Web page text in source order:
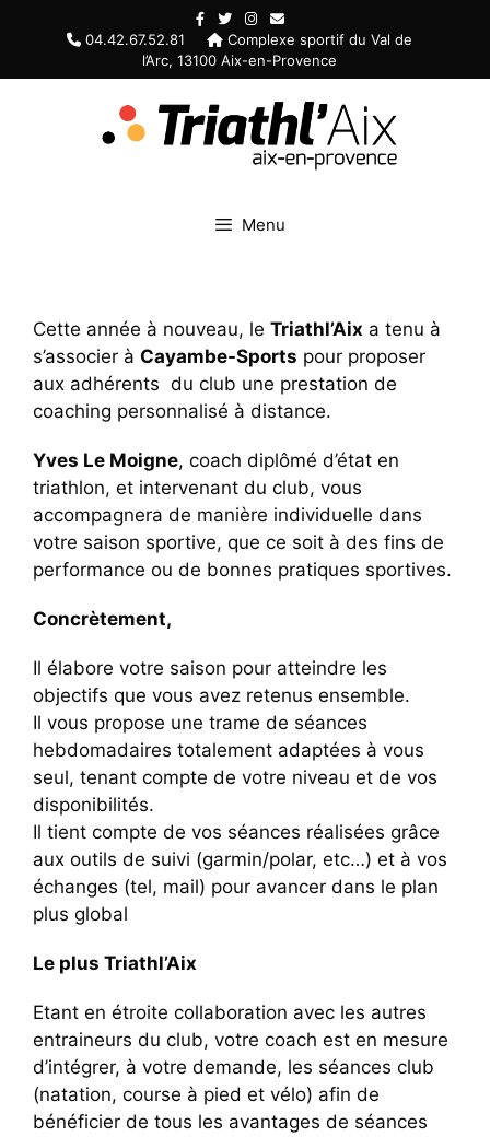
04.42.67.52.81
Complexe sportif du Val de
l’Arc, 13100 Aix-en-Provence
Menu
Cette année à nouveau, le Triathl’Aix a tenu à
s’associer à Cayambe-Sports pour proposer
aux adhérents du club une prestation de
coaching personnalisé à distance.
Yves Le Moigne, coach diplômé d’état en
triathlon, et intervenant du club, vous
accompagnera de manière individuelle dans
votre saison sportive, que ce soit à des fins de
performance ou de bonnes pratiques sportives.
Concrètement,
Il élabore votre saison pour atteindre les
objectifs que vous avez retenus ensemble.
Il vous propose une trame de séances
hebdomadaires totalement adaptées à vous
seul, tenant compte de votre niveau et de vos
disponibilités.
Il tient compte de vos séances réalisées grâce
aux outils de suivi (garmin/polar, etc…) et à vos
échanges (tel, mail) pour avancer dans le plan
plus global
Le plus Triathl’Aix
Etant en étroite collaboration avec les autres
entraineurs du club, votre coach est en mesure
d’intégrer, à votre demande, les séances club
(natation, course à pied et vélo) afin de
bénéficier de tous les avantages de séances